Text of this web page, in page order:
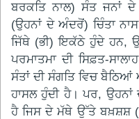
ਬਰਕਤਿ ਨਾਲ) ਸੰਤ ਜਨਾਂ
(ਉਹਨਾਂ ਦੇ ਅੰਦਰੋਂ) ਚਿੰਤਾ
ਜਿੱਥੇ (ਭੀ) ਇਕੱਠੇ ਹੁੰਦੇ ਹਨ,
ਪਰਮਾਤਮਾ ਦੀ ਸਿਫ਼ਤ-
ਸੰਤਾਂ ਦੀ ਸੰਗਤਿ ਵਿਚ
ਹਾਸਲ ਹੁੰਦੀ ਹੈ। ਪਰ, ਉਹਨਾਂ
ਹੈ ਜਿਸ ਦੇ ਮੱਥੇ ਉੱਤੇ ਬਖ਼ਸ਼ਸ਼